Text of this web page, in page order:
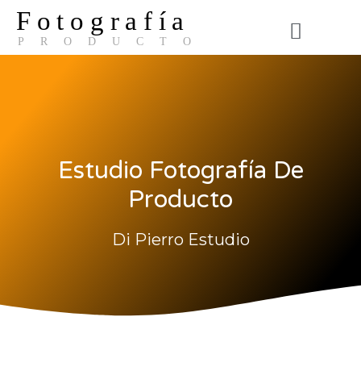
Fotografía
PRODUCTO
Estudio Fotografía De
Producto
Di Pierro Estudio